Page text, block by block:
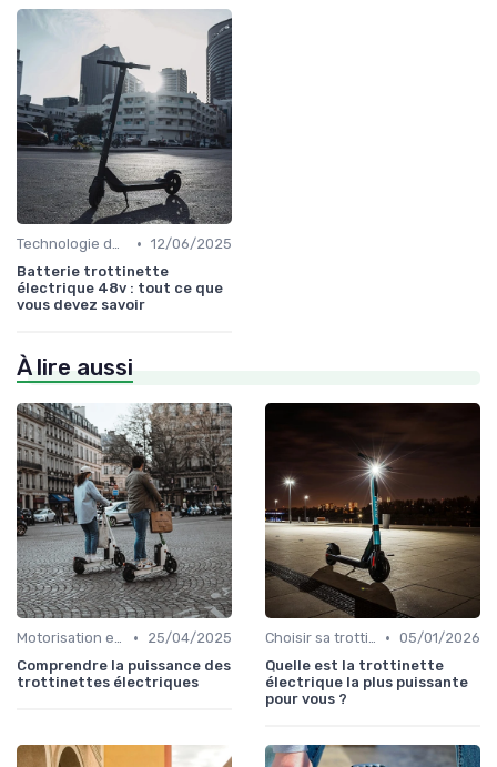
Technologie des batteries • 12/06/2025
Batterie trottinette
électrique 48v : tout ce que
vous devez savoir
À lire aussi
Motorisation et puissance •
25/04/2025
Comprendre la puissance des
trottinettes électriques
Choisir sa trottinette électrique • 05/01/2026
Quelle est la trottinette
électrique la plus puissante
pour vous ?